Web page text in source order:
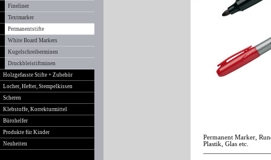
Fineliner
Textmarker
Permanentstifte
White Board Markers
Kugelschreiberminen
Druckbleistiftminen
Holzgefasste Stifte + Zubehör
Locher, Hefter, Stempelkissen
Scheren
Klebstoffe, Korrekturmittel
Bürohelfer
Produkte für Kinder
Neuheiten
Permanent Marker,
Plastik, Glas etc.